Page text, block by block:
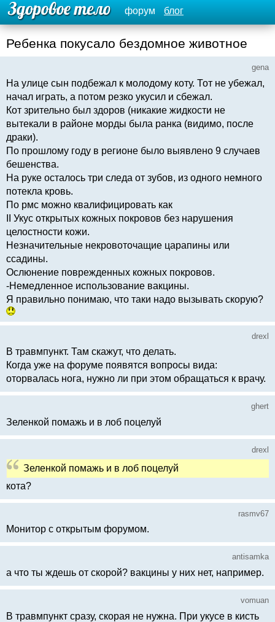
форум блог
Ребенка покусало бездомное животное
gena
На улице сын подбежал к молодому коту. Тот не убежал,
начал играть, а потом резко укусил и сбежал.
Кот зрительно был здоров (никакие жидкости не
вытекали в районе морды была ранка (видимо, после
драки).
По прошлому году в регионе было выявлено 9 случаев
бешенства.
На руке осталось три следа от зубов, из одного немного
потекла кровь.
По рмс можно квалифицировать как
II Укус открытых кожных покровов без нарушения
целостности кожи.
Незначительные некровоточащие царапины или
ссадины.
Ослюнение поврежденных кожных покровов.
-Немедленное использование вакцины.
Я правильно понимаю, что таки надо вызывать скорую?
drexl
В травмпункт. Там скажут, что делать.
Когда уже на форуме появятся вопросы вида:
оторвалась нога, нужно ли при этом обращаться к врачу.
ghert
Зеленкой помажь и в лоб поцелуй
drexl
Зеленкой помажь и в лоб поцелуй
кота?
rasmv67
Монитор с открытым форумом.
antisamka
а что ты ждешь от скорой? вакцины у них нет, например.
vomuan
В травмпункт сразу, скорая не нужна. При укусе в кисть